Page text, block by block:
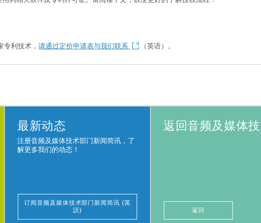
专利技术， 请通过定价申请表与我们联系 （英语）。
最新动态
注册音频及媒体技术部门新闻简讯，了
解更多我们的动态！
订阅音频及媒体技术部门新闻简讯 (英
語)
返回音频及媒体
返回